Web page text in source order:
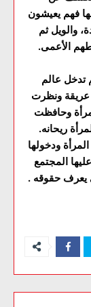
فهم يعيشون
والويل ثم
الأعمى.
تدخل عالم
عريقة ونظرت
وحافظت
ريحانه.
ودخولها
المجتمع
يعرف حقوقه .